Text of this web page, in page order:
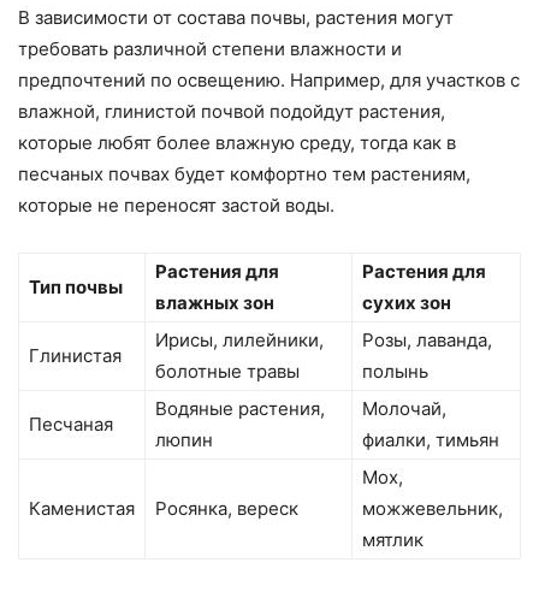
В зависимости от состава почвы, растения могут
требовать различной степени влажности и
предпочтений по освещению. Например, для участков с
влажной, глинистой почвой подойдут растения,
которые любят более влажную среду, тогда как в
песчаных почвах будет комфортно тем растениям,
которые не переносят застой воды.
Тип почвы
Растения для
влажных зон
Растения для
сухих зон
Глинистая
Ирисы, лилейники,
болотные травы
Розы, лаванда,
полынь
Песчаная
Водяные растения,
люпин
Молочай,
фиалки, тимьян
Каменистая Росянка, вереск
Мох,
можжевельник,
мятлик